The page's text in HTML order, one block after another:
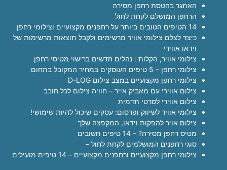
האתגר בהטסת רחפן מסירה
הרחפן המושלם לקחת לחול
14 הטיפים הטובים ביותר על רחפנים מקצועיים וצילומי רחפן
כיצד לצלם צילומי אוויר מרשימים ולקבל תוצאות מרשימות של
וידאו אווירי
צילומי אוויר, הקלות : נהלים חדשים ברישוי מטיסי רחפן
צילומי רחפן – 5 טיפים העוסקים במחיר המקובל בתחום
צילומי רחפן מקצועיים במצב צילום D-LOG
צילום אווירי עם מאביק אייר – חוויה צילום לכל חובב
צילום אווירי לסרטי תדמית
צילומי אוויר לשיווק ופרסום: עסקים שיכול להיות שימושי!
צילום אויר להפקות וידאו, המקפצה שלך
מטיס רחפן מסירה? – 14 טיפים חשובים
סוגי רחפנים המושלמים לקחת לחול –
צילומי רחפן מקצועיים ורחפנים מקצועיים – 14 טיפים מועילים